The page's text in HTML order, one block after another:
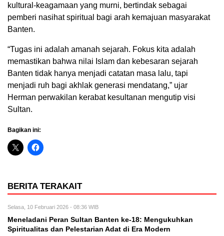
kultural-keagamaan yang murni, bertindak sebagai
pemberi nasihat spiritual bagi arah kemajuan masyarakat
Banten.
“Tugas ini adalah amanah sejarah. Fokus kita adalah
memastikan bahwa nilai Islam dan kebesaran sejarah
Banten tidak hanya menjadi catatan masa lalu, tapi
menjadi ruh bagi akhlak generasi mendatang,” ujar
Herman perwakilan kerabat kesultanan mengutip visi
Sultan.
Bagikan ini:
BERITA TERAKAIT
Selasa, 10 Februari 2026 - 08:36 WIB
Meneladani Peran Sultan Banten ke-18: Mengukuhkan
Spiritualitas dan Pelestarian Adat di Era Modern